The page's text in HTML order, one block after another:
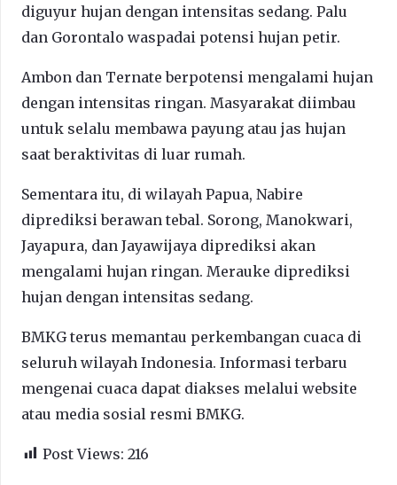
diguyur hujan dengan intensitas sedang. Palu
dan Gorontalo waspadai potensi hujan petir.
Ambon dan Ternate berpotensi mengalami hujan
dengan intensitas ringan. Masyarakat diimbau
untuk selalu membawa payung atau jas hujan
saat beraktivitas di luar rumah.
Sementara itu, di wilayah Papua, Nabire
diprediksi berawan tebal. Sorong, Manokwari,
Jayapura, dan Jayawijaya diprediksi akan
mengalami hujan ringan. Merauke diprediksi
hujan dengan intensitas sedang.
BMKG terus memantau perkembangan cuaca di
seluruh wilayah Indonesia. Informasi terbaru
mengenai cuaca dapat diakses melalui website
atau media sosial resmi BMKG.
Post Views: 216